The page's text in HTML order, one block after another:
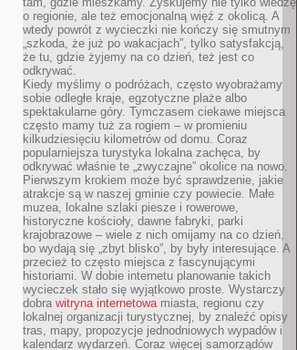
o regionie, ale też emocjonalną więź z okolicą. A
wtedy powrót z wycieczki nie kończy się smutnym
„szkoda, że już po wakacjach”, tylko satysfakcją,
że tu, gdzie żyjemy na co dzień, też jest co
odkrywać.
Kiedy myślimy o podróżach, często wyobrażamy
sobie odległe kraje, egzotyczne plaże albo
spektakularne góry. Tymczasem ciekawe miejsca
często mamy tuż za rogiem – w promieniu
kilkudziesięciu kilometrów od domu. Coraz
popularniejsza turystyka lokalna zachęca, by
odkrywać właśnie te „zwyczajne” okolice na nowo.
Pierwszym krokiem może być sprawdzenie, jakie
atrakcje są w naszej gminie czy powiecie. Małe
muzea, lokalne szlaki piesze i rowerowe,
historyczne kościoły, dawne fabryki, parki
krajobrazowe – wiele z nich omijamy na co dzień,
bo wydają się „zbyt blisko”, by były interesujące. A
przecież to często miejsca z fascynującymi
historiami. W dobie internetu planowanie takich
wycieczek stało się wyjątkowo proste. Wystarczy
dobra witryna internetowamiasta, regionu czy
lokalnej organizacji turystycznej, by znaleźć opisy
tras, mapy, propozycje jednodniowych wypadów i
kalendarz wydarzeń. Coraz więcej samorządów